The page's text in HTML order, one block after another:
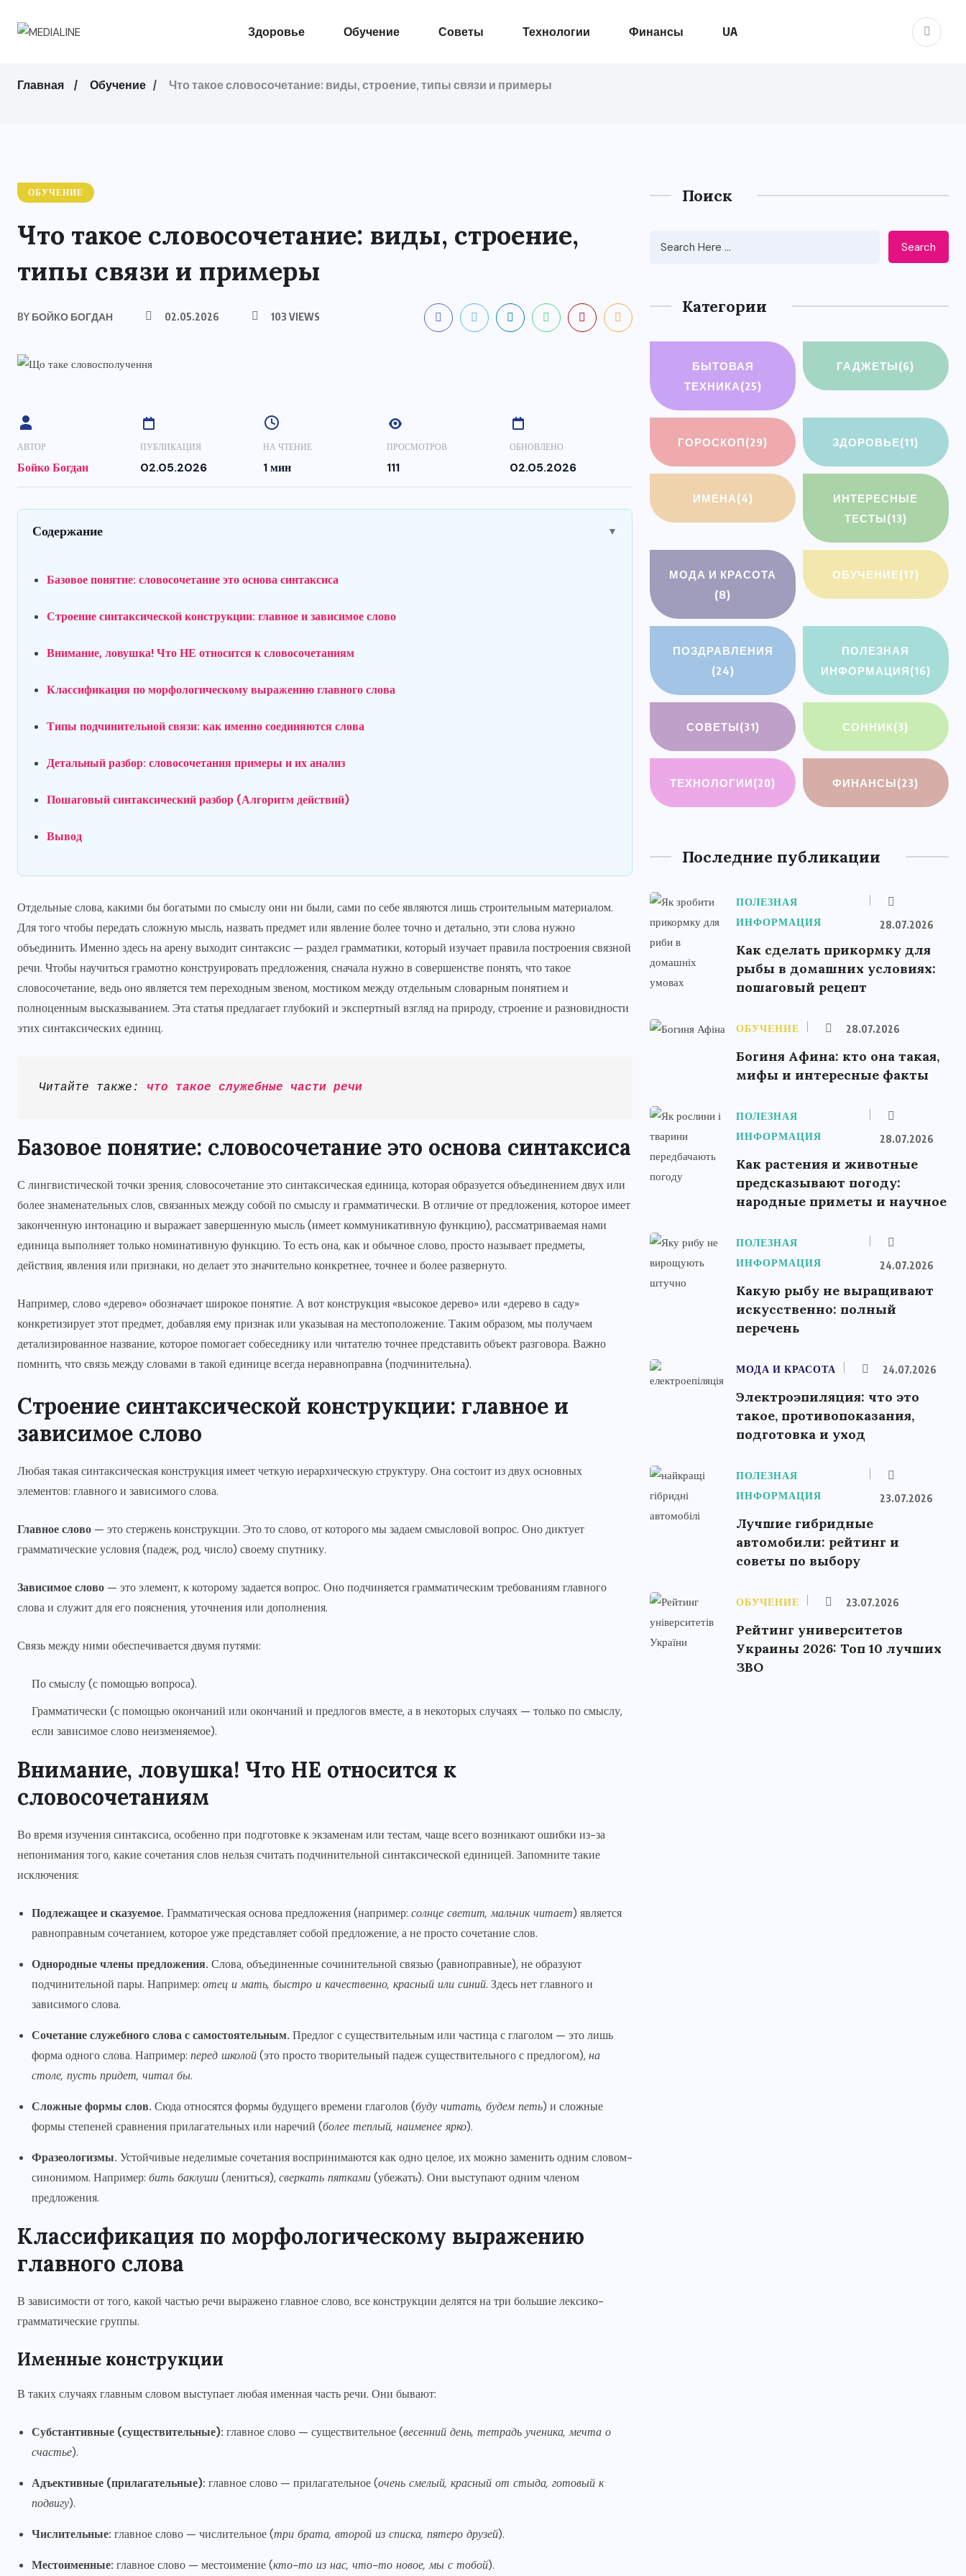
Здоровье Обучение Советы Технологии Финансы UA
Главная Обучение Что такое словосочетание: виды, строение, типы связи и примеры
ОБУЧЕНИЕ
Что такое словосочетание: виды, строение,
типы связи и примеры
BY БОЙКО БОГДАН 02.05.2026 103 VIEWS
АВТОР
Бойко Богдан
ПУБЛИКАЦИЯ
02.05.2026
НА ЧТЕНИЕ
1 мин
ПРОСМОТРОВ
111
ОБНОВЛЕНО
02.05.2026
Содержание ▼
Базовое понятие: словосочетание это основа синтаксиса
Строение синтаксической конструкции: главное и зависимое слово
Внимание, ловушка! Что НЕ относится к словосочетаниям
Классификация по морфологическому выражению главного слова
Типы подчинительной связи: как именно соединяются слова
Детальный разбор: словосочетания примеры и их анализ
Пошаговый синтаксический разбор (Алгоритм действий)
Вывод
Отдельные слова, какими бы богатыми по смыслу они ни были, сами по себе являются лишь строительным материалом.
Для того чтобы передать сложную мысль, назвать предмет или явление более точно и детально, эти слова нужно
объединить. Именно здесь на арену выходит синтаксис — раздел грамматики, который изучает правила построения связной
речи. Чтобы научиться грамотно конструировать предложения, сначала нужно в совершенстве понять, что такое
словосочетание, ведь оно является тем переходным звеном, мостиком между отдельным словарным понятием и
полноценным высказыванием. Эта статья предлагает глубокий и экспертный взгляд на природу, строение и разновидности
этих синтаксических единиц.
Читайте также: что такое служебные части речи
Базовое понятие: словосочетание это основа синтаксиса
С лингвистической точки зрения, словосочетание это синтаксическая единица, которая образуется объединением двух или
более знаменательных слов, связанных между собой по смыслу и грамматически. В отличие от предложения, которое имеет
законченную интонацию и выражает завершенную мысль (имеет коммуникативную функцию), рассматриваемая нами
единица выполняет только номинативную функцию. То есть она, как и обычное слово, просто называет предметы,
действия, явления или признаки, но делает это значительно конкретнее, точнее и более развернуто.
Например, слово «дерево» обозначает широкое понятие. А вот конструкция «высокое дерево» или «дерево в саду»
конкретизирует этот предмет, добавляя ему признак или указывая на местоположение. Таким образом, мы получаем
детализированное название, которое помогает собеседнику или читателю точнее представить объект разговора. Важно
помнить, что связь между словами в такой единице всегда неравноправна (подчинительна).
Строение синтаксической конструкции: главное и
зависимое слово
Любая такая синтаксическая конструкция имеет четкую иерархическую структуру. Она состоит из двух основных
элементов: главного и зависимого слова.
Главное слово — это стержень конструкции. Это то слово, от которого мы задаем смысловой вопрос. Оно диктует
грамматические условия (падеж, род, число) своему спутнику.
Зависимое слово — это элемент, к которому задается вопрос. Оно подчиняется грамматическим требованиям главного
слова и служит для его пояснения, уточнения или дополнения.
Связь между ними обеспечивается двумя путями:
По смыслу (с помощью вопроса).
Грамматически (с помощью окончаний или окончаний и предлогов вместе, а в некоторых случаях — только по смыслу,
если зависимое слово неизменяемое).
Внимание, ловушка! Что НЕ относится к
словосочетаниям
Во время изучения синтаксиса, особенно при подготовке к экзаменам или тестам, чаще всего возникают ошибки из-за
непонимания того, какие сочетания слов нельзя считать подчинительной синтаксической единицей. Запомните такие
исключения:
Подлежащее и сказуемое. Грамматическая основа предложения (например: солнце светит, мальчик читает) является
равноправным сочетанием, которое уже представляет собой предложение, а не просто сочетание слов.
Однородные члены предложения. Слова, объединенные сочинительной связью (равноправные), не образуют
подчинительной пары. Например: отец и мать, быстро и качественно, красный или синий. Здесь нет главного и
зависимого слова.
Сочетание служебного слова с самостоятельным. Предлог с существительным или частица с глаголом — это лишь
форма одного слова. Например: перед школой(это просто творительный падеж существительного с предлогом),на
столе, пусть придет, читал бы.
Сложные формы слов. Сюда относятся формы будущего времени глаголов (буду читать, будем петь) и сложные
формы степеней сравнения прилагательных или наречий (более теплый, наименее ярко).
Фразеологизмы. Устойчивые неделимые сочетания воспринимаются как одно целое, их можно заменить одним словом-
синонимом. Например: бить баклуши(лениться),сверкать пятками(убежать). Они выступают одним членом
предложения.
Классификация по морфологическому выражению
главного слова
В зависимости от того, какой частью речи выражено главное слово, все конструкции делятся на три большие лексико-
грамматические группы.
Именные конструкции
В таких случаях главным словом выступает любая именная часть речи. Они бывают:
Субстантивные (существительные): главное слово — существительное (весенний день, тетрадь ученика, мечта о
счастье).
Адъективные (прилагательные): главное слово — прилагательное (очень смелый, красный от стыда, готовый к
подвигу).
Числительные: главное слово — числительное (три брата, второй из списка, пятеро друзей).
Местоименные: главное слово — местоимение (кто-то из нас, что-то новое, мы с тобой).
Поиск
Search
Категории
БЫТОВАЯ
ТЕХНИКА(25)
ГАДЖЕТЫ(6)
ГОРОСКОП(29) ЗДОРОВЬЕ(11)
ИМЕНА(4)
ИНТЕРЕСНЫЕ
ТЕСТЫ(13)
МОДА И КРАСОТА
(8)
ОБУЧЕНИЕ(17)
ПОЗДРАВЛЕНИЯ
(24)
ПОЛЕЗНАЯ
ИНФОРМАЦИЯ(16)
СОВЕТЫ(31) СОННИК(3)
ТЕХНОЛОГИИ(20) ФИНАНСЫ(23)
Последние публикации
ПОЛЕЗНАЯ
ИНФОРМАЦИЯ
28.07.2026
Как сделать прикормку для
рыбы в домашних условиях:
пошаговый рецепт
ОБУЧЕНИЕ 28.07.2026
Богиня Афина: кто она такая,
мифы и интересные факты
ПОЛЕЗНАЯ
ИНФОРМАЦИЯ
28.07.2026
Как растения и животные
предсказывают погоду:
народные приметы и научное
ПОЛЕЗНАЯ
ИНФОРМАЦИЯ
24.07.2026
Какую рыбу не выращивают
искусственно: полный
перечень
МОДА И КРАСОТА 24.07.2026
Электроэпиляция: что это
такое, противопоказания,
подготовка и уход
ПОЛЕЗНАЯ
ИНФОРМАЦИЯ
23.07.2026
Лучшие гибридные
автомобили: рейтинг и
советы по выбору
ОБУЧЕНИЕ 23.07.2026
Рейтинг университетов
Украины 2026: Топ 10 лучших
ЗВО